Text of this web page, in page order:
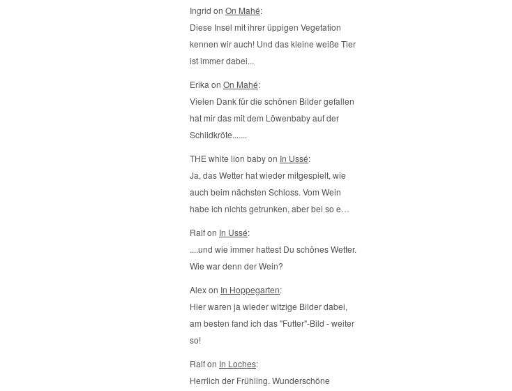
Ingrid on On Mahé:
Diese Insel mit ihrer üppigen Vegetation
kennen wir auch! Und das kleine weiße Tier
ist immer dabei...
Erika on On Mahé:
Vielen Dank für die schönen Bilder gefallen
hat mir das mit dem Löwenbaby auf der
Schildkröte.......
THE white lion baby on In Ussé:
Ja, das Wetter hat wieder mitgespielt, wie
auch beim nächsten Schloss. Vom Wein
habe ich nichts getrunken, aber bei so e…
Ralf on In Ussé:
....und wie immer hattest Du schönes Wetter.
Wie war denn der Wein?
Alex on In Hoppegarten:
Hier waren ja wieder witzige Bilder dabei,
am besten fand ich das "Futter"-Bild - weiter
so!
Ralf on In Loches:
Herrlich der Frühling. Wunderschöne